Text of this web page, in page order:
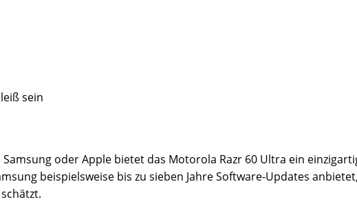
sein
oder Apple bietet das Motorola Razr 60 Ultra ein
beispielsweise bis zu sieben Jahre Software-Updates